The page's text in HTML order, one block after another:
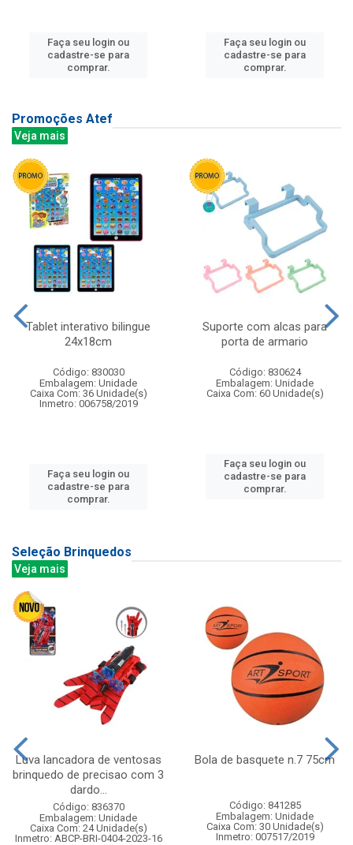
Faça seu login ou
cadastre-se para
comprar.
Faça seu login ou
cadastre-se para
comprar.
Promoções Atef
Veja mais
Tablet interativo bilingue
24x18cm
Código: 830030
Embalagem: Unidade
Caixa Com: 36 Unidade(s)
Inmetro: 006758/2019
Faça seu login ou
cadastre-se para
comprar.
Suporte com alcas para
porta de armario
Código: 830624
Embalagem: Unidade
Caixa Com: 60 Unidade(s)
Faça seu login ou
cadastre-se para
comprar.
Seleção Brinquedos
Veja mais
Luva lancadora de ventosas
brinquedo de precisao com 3
dardo...
Código: 836370
Embalagem: Unidade
Caixa Com: 24 Unidade(s)
Inmetro: ABCP-BRI-0404-2023-16
Bola de basquete n.7 75cm
Código: 841285
Embalagem: Unidade
Caixa Com: 30 Unidade(s)
Inmetro: 007517/2019